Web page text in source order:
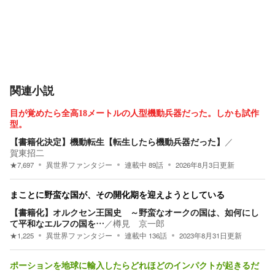
関連小説
目が覚めたら全高18メートルの人型機動兵器だった。しかも試作
型。
【書籍化決定】機動転生【転生したら機動兵器だった】 ／
賀東招二
★7,697 異世界ファンタジー 連載中 89話 2026年8月3日更新
まことに野蛮な国が、その開化期を迎えようとしている
【書籍化】オルクセン王国史 ～野蛮なオークの国は、如何にし
て平和なエルフの国を… ／樽見 京一郎
★1,225 異世界ファンタジー 連載中 136話 2023年8月31日更新
ポーションを地球に輸入したらどれほどのインパクトが起きるだ